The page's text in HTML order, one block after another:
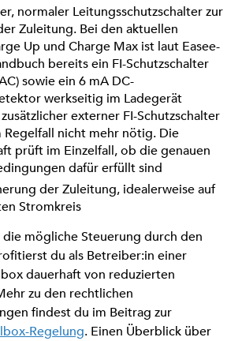
normaler Leitungsschutzschalter zur
Zuleitung. Bei den aktuellen
Up und Charge Max ist laut Easee-
bereits ein FI-Schutzschalter
sowie ein 6 mA DC-
werkseitig im Ladegerät
externer FI-Schutzschalter
Regelfall nicht mehr nötig. Die
prüft im Einzelfall, ob die genauen
dafür erfüllt sind
der Zuleitung, idealerweise auf
Stromkreis
mögliche Steuerung durch den
du als Betreiber:in einer
dauerhaft von reduzierten
zu den rechtlichen
findest du im Beitrag zur
Regelung. Einen Überblick über